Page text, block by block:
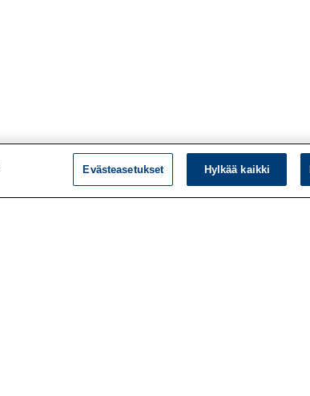
Evästeasetukset Hylkää kaikki